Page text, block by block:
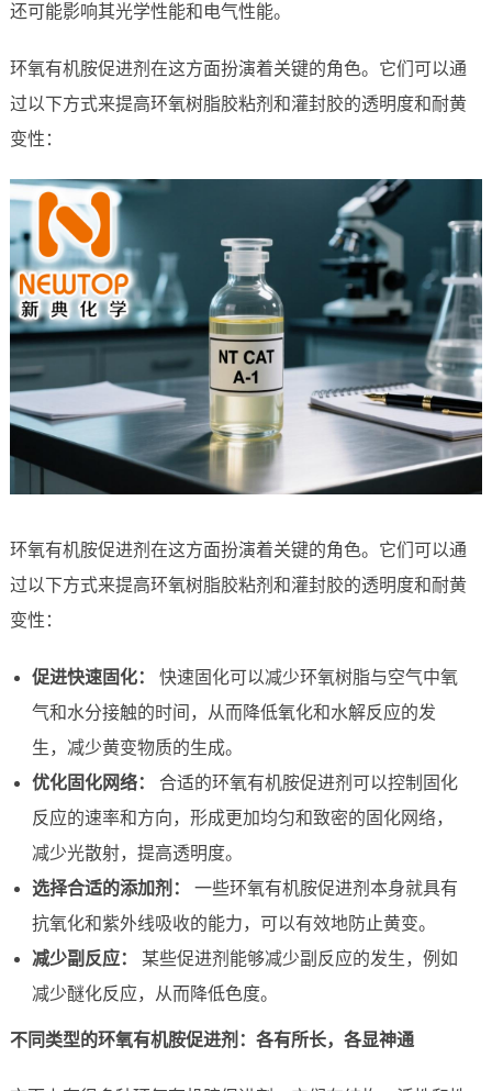
还可能影响其光学性能和电气性能。
环氧有机胺促进剂在这方面扮演着关键的角色。它们可以通
过以下方式来提高环氧树脂胶粘剂和灌封胶的透明度和耐黄
变性：
环氧有机胺促进剂在这方面扮演着关键的角色。它们可以通
过以下方式来提高环氧树脂胶粘剂和灌封胶的透明度和耐黄
变性：
促进快速固化：
快速固化可以减少环氧树脂与空气中氧
气和水分接触的时间，从而降低氧化和水解反应的发
生，减少黄变物质的生成。
优化固化网络：
合适的环氧有机胺促进剂可以控制固化
反应的速率和方向，形成更加均匀和致密的固化网络，
减少光散射，提高透明度。
选择合适的添加剂：
一些环氧有机胺促进剂本身就具有
抗氧化和紫外线吸收的能力，可以有效地防止黄变。
减少副反应：
某些促进剂能够减少副反应的发生，例如
减少醚化反应，从而降低色度。
不同类型的环氧有机胺促进剂：各有所长，各显神通